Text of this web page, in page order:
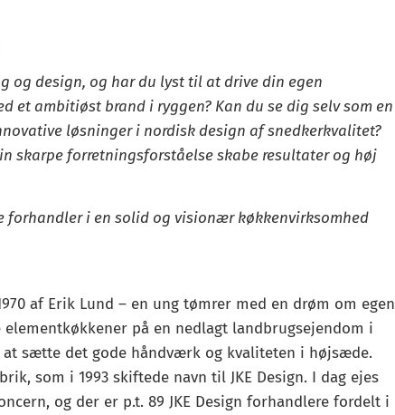
og design, og har du lyst til at drive din egen
et ambitiøst brand i ryggen? Kan du se dig selv som en
løsninger i nordisk design af snedkerkvalitet?
skarpe forretningsforståelse skabe resultater og høj
forhandler i en solid og visionær køkkenvirksomhed
af Erik Lund – en ung tømrer med en drøm om egen
på en nedlagt landbrugsejendom i
sætte det gode håndværk og kvaliteten i højsæde.
som i 1993 skiftede navn til JKE Design. I dag ejes
og der er p.t. 89 JKE Design forhandlere fordelt i